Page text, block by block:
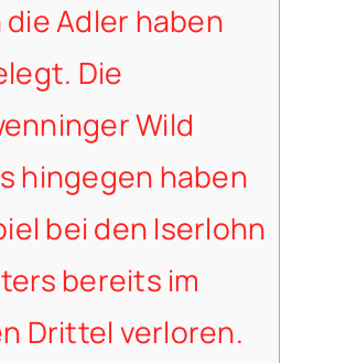
Adler haben
Die
Wild
hingegen haben
bei den Iserlohn
bereits im
Drittel verloren.